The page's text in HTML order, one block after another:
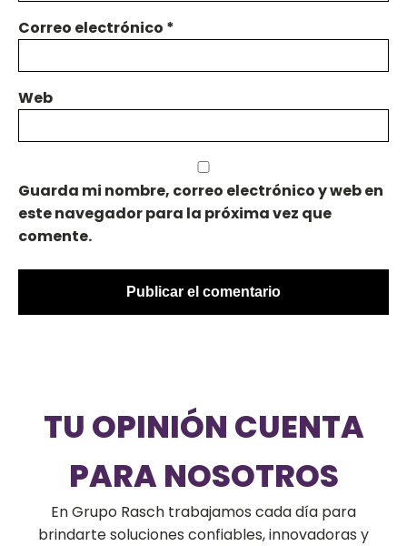
Correo electrónico *
Web
Guarda mi nombre, correo electrónico y web en
este navegador para la próxima vez que
comente.
TU OPINIÓN CUENTA
PARA NOSOTROS
En Grupo Rasch trabajamos cada día para
brindarte soluciones confiables, innovadoras y